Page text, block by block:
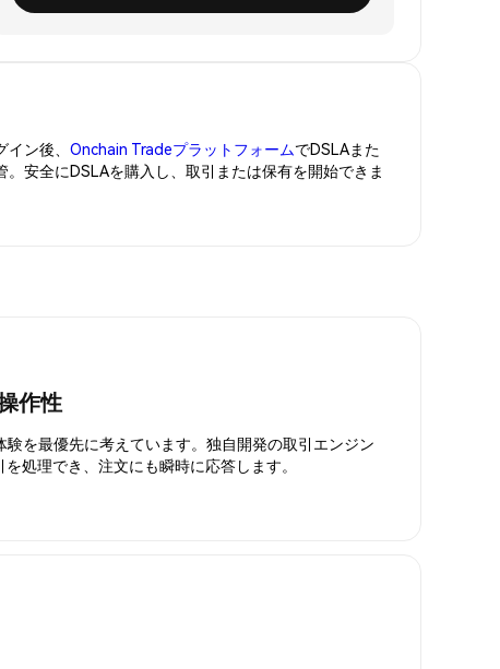
ン後、 Onchain TradeプラットフォームでDSLAまた
安全にDSLAを購入し、取引または保有を開始できま
作性
験を最優先に考えています。独自開発の取引エンジン
処理でき、注文にも瞬時に応答します。